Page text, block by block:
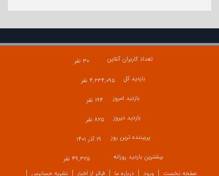
تعداد کاربران آنلاین
۳۰ نفر
بازدید کل
۴,۲۳۴,۰۹۵ نفر
بازدید امروز
۱۹۴ نفر
بازدید دیروز
۸۲۵ نفر
پربیننده ترین روز
۱۹ آذر ۱۴۰۱
بیشترین بازدید روزانه
۴۹,۳۲۵ نفر
صفحه نخست
ورود درباره ما فراتر از اخبار نشریه حسابرس